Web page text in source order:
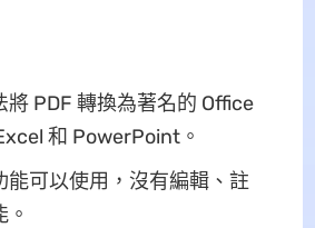
將 PDF 轉換為著名的 Office
和 PowerPoint。
能可以使用，沒有編輯、註